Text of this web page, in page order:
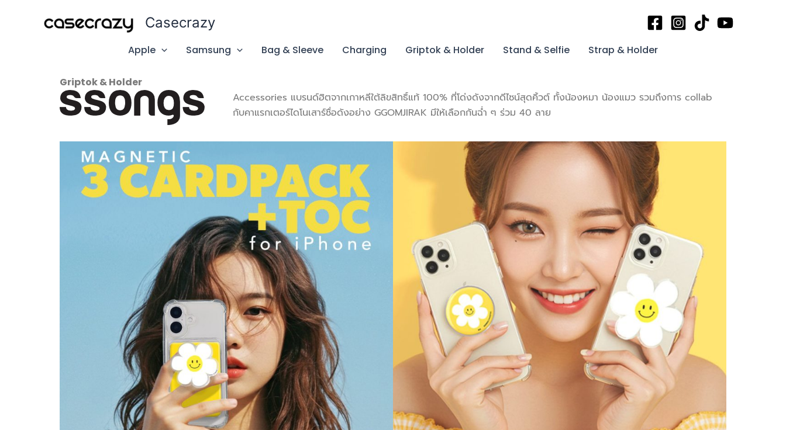
Casecrazy
Apple Samsung Bag & Sleeve Charging Griptok & Holder Stand & Selfie Strap & Holder
Griptok & Holder
Accessories แบรนด์ฮิตจากเกาหลีใต้ลิขสิทธิ์แท้ 100% ที่โด่งดังจากดีไซน์สุดคิ้วต์ ทั้งน้องหมา น้องแมว รวมถึงการ collab
กับคาแรกเตอร์ไดโนเสาร์ชื่อดังอย่าง GGOMJIRAK มีให้เลือกกันฉ่ำ ๆ ร่วม 40 ลาย